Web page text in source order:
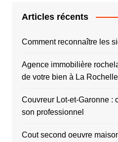
Articles récents
Comment reconnaître les
Agence immobilière
de votre bien à La Rochelle
Couvreur Lot-et-Garonne :
son professionnel
Cout second oeuvre